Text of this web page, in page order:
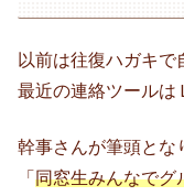
以前は往復ハガキ
最近の連絡ツールは
幹事さんが筆頭とな
「 同窓生みんなでグ